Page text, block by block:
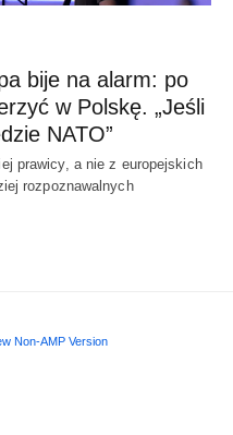
bije na alarm: po
w Polskę. „Jeśli
NATO”
prawicy, a nie z europejskich
rozpoznawalnych
Non-AMP Version